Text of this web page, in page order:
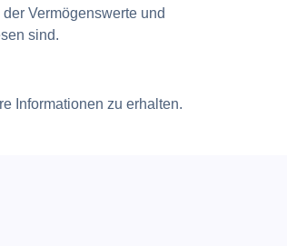
Vermögenswerte und
sind.
Informationen zu erhalten.